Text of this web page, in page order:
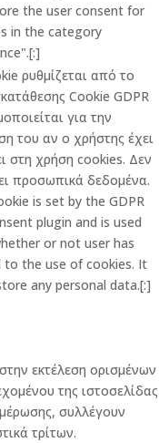
the user consent for
in the category
ρυθμίζεται από το
Cookie GDPR
για την
του αν ο χρήστης έχει
στη χρήση cookies. Δεν
προσωπικά δεδομένα.
is set by the GDPR
plugin and is used
or not user has
to the use of cookies. It
any personal data.[:]
εκτέλεση ορισμένων
της ιστοσελίδας
συλλέγουν
τρίτων.